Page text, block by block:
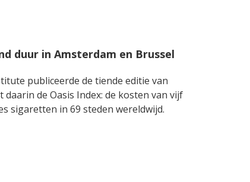
duur in Amsterdam en Brussel
publiceerde de tiende editie van
de Oasis Index: de kosten van vijf
sigaretten in 69 steden wereldwijd.